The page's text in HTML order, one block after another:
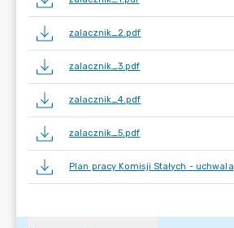
zalacznik_2.pdf
zalacznik_3.pdf
zalacznik_4.pdf
zalacznik_5.pdf
Plan pracy Komisji Stałych - uchwala